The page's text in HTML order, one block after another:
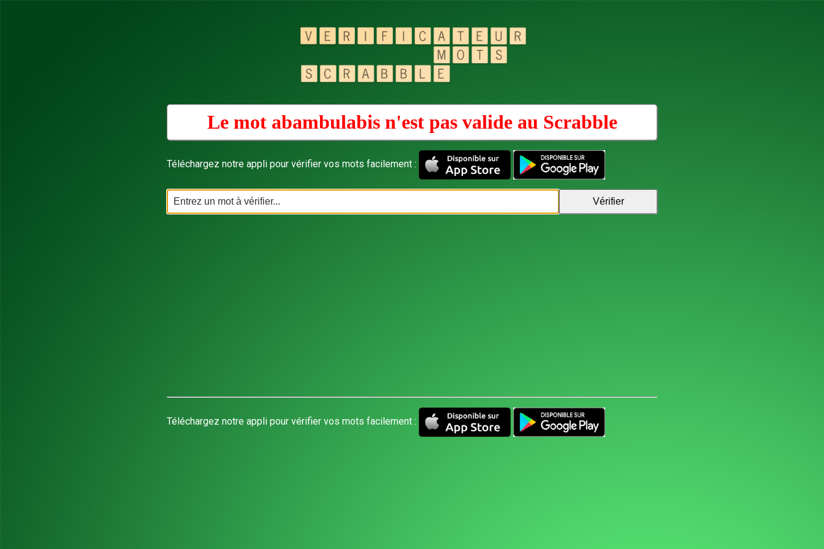
Le mot abambulabis n'est pas valide au Scrabble
Téléchargez notre appli pour vérifier vos mots facilement :
Téléchargez notre appli pour vérifier vos mots facilement :